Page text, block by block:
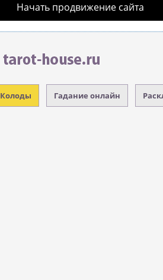
Начать продвижение сайта
Колоды Гадание онлайн